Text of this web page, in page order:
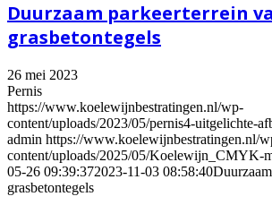
Duurzaam parkeerterrein
grasbetontegels
26 mei 2023
Pernis
https://www.koelewijnbestratingen.nl/wp-
content/uploads/2023/05/pernis4-uitgelichte-
admin https://www.koelewijnbestratingen.nl/
content/uploads/2025/05/Koelewijn_CMYK-
05-26 09:39:372023-11-03 08:58:40
grasbetontegels